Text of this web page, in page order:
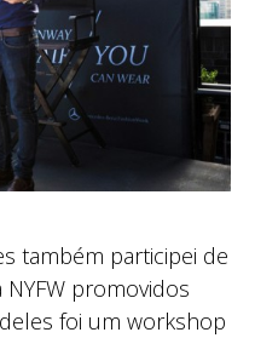
também participei de
promovidos
foi um workshop